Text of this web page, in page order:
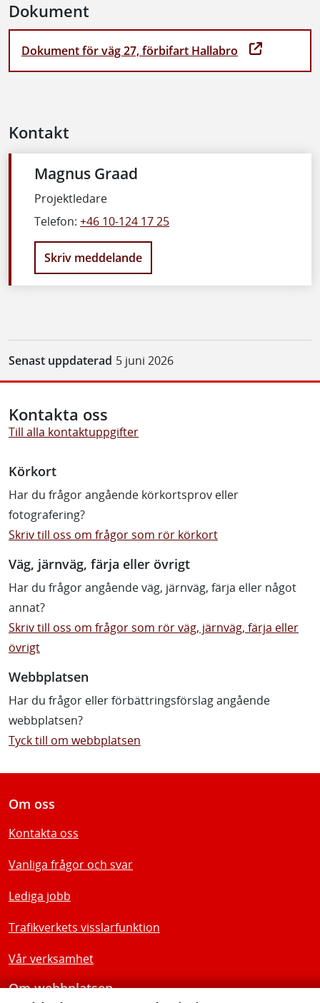
Dokument
Dokument för väg 27, förbifart Hallabro
Kontakt
Magnus Graad
Projektledare
Telefon: +46 10-124 17 25
Skriv meddelande
Senast uppdaterad 5 juni 2026
Kontakta oss
Till alla kontaktuppgifter
Körkort
Har du frågor angående körkortsprov eller
fotografering?
Skriv till oss om frågor som rör körkort
Väg, järnväg, färja eller övrigt
Har du frågor angående väg, järnväg, färja eller något
annat?
Skriv till oss om frågor som rör väg, järnväg, färja eller
övrigt
Webbplatsen
Har du frågor eller förbättringsförslag angående
webbplatsen?
Tyck till om webbplatsen
Om oss
Kontakta oss
Vanliga frågor och svar
Lediga jobb
Trafikverkets visslarfunktion
Vår verksamhet
Om webbplatsen